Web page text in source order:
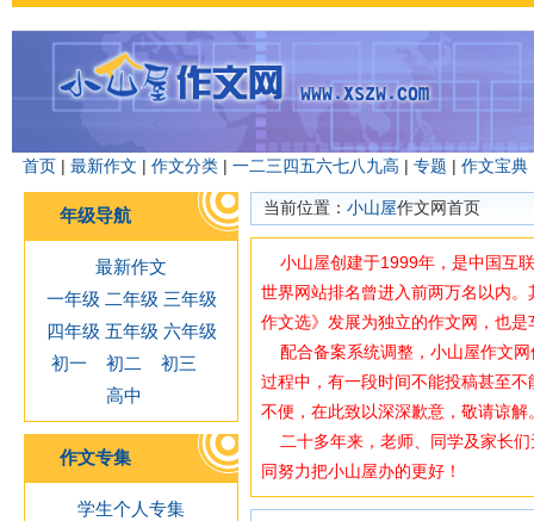
首页 | 最新作文 | 作文分类 | 一二三四五六七八九高 | 专题 | 作文宝典
年级导航
最新作文
一年级 二年级 三年级
四年级 五年级 六年级
初一
初二
初三
高中
作文专集
学生个人专集
当前位置： 小山屋作文网首页
小山屋创建于1999年，是中国互
世界网站排名曾进入前两万名以内
作文选》发展为独立的作文网，也
配合备案系统调整，小山屋作文网
过程中，有一段时间不能投稿甚至
不便，在此致以深深歉意，敬请谅解
二十多年来，老师、同学及家长们
同努力把小山屋办的更好！